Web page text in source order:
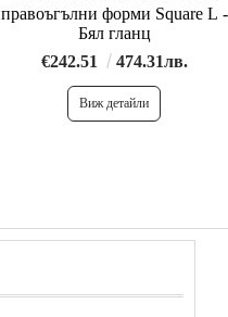
правоъгълни форми Square L -
Бял гланц
€242.51
474.31лв.
Виж детайли